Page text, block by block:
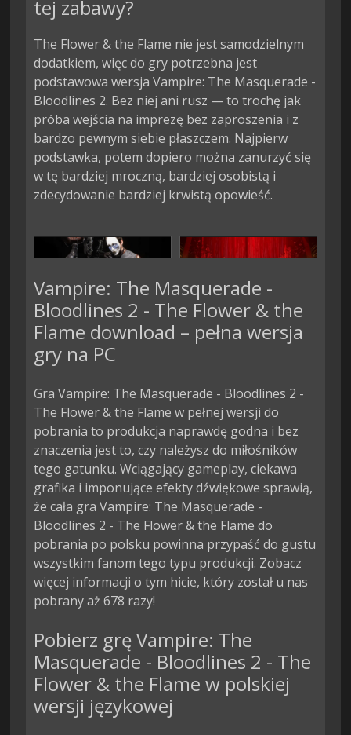
tej zabawy?
The Flower & the Flame nie jest samodzielnym
dodatkiem, więc do gry potrzebna jest
podstawowa wersja Vampire: The Masquerade -
Bloodlines 2. Bez niej ani rusz — to trochę jak
próba wejścia na imprezę bez zaproszenia i z
bardzo pewnym siebie płaszczem. Najpierw
podstawka, potem dopiero można zanurzyć się
w tę bardziej mroczną, bardziej osobistą i
zdecydowanie bardziej krwistą opowieść.
Vampire: The Masquerade -
Bloodlines 2 - The Flower & the
Flame download – pełna wersja
gry na PC
Gra Vampire: The Masquerade - Bloodlines 2 -
The Flower & the Flame w pełnej wersji do
pobrania to produkcja naprawdę godna i bez
znaczenia jest to, czy należysz do miłośników
tego gatunku. Wciągający gameplay, ciekawa
grafika i imponujące efekty dźwiękowe sprawią,
że cała gra Vampire: The Masquerade -
Bloodlines 2 - The Flower & the Flame do
pobrania po polsku powinna przypaść do gustu
wszystkim fanom tego typu produkcji. Zobacz
więcej informacji o tym hicie, który został u nas
pobrany aż 678 razy!
Pobierz grę Vampire: The
Masquerade - Bloodlines 2 - The
Flower & the Flame w polskiej
wersji językowej